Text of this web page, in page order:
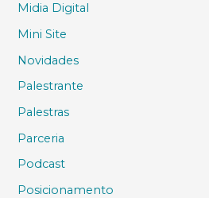
Midia Digital
Mini Site
Novidades
Palestrante
Palestras
Parceria
Podcast
Posicionamento